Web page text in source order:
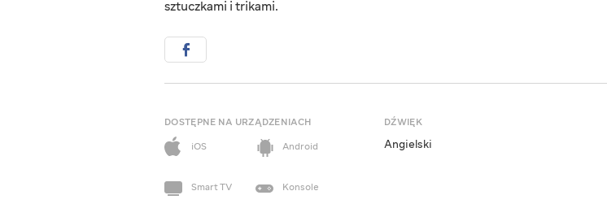
sztuczkami i trikami.
DOSTĘPNE NA URZĄDZENIACH
iOS
Android
Smart TV Konsole
DŹWIĘK
Angielski